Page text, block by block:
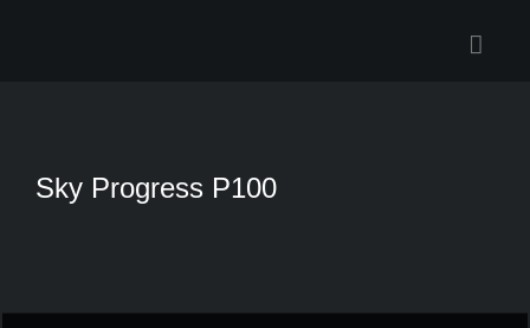
Sky Progress P100